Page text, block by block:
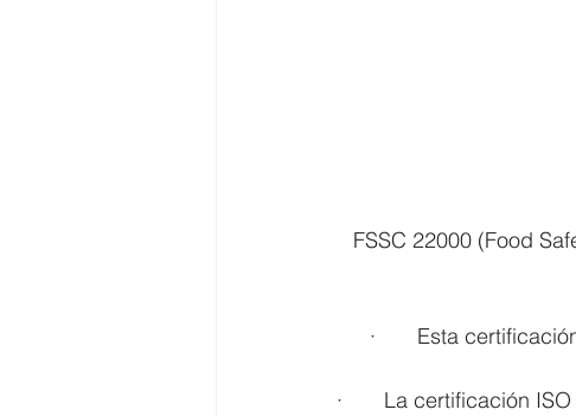
FSSC 22000 (Food
·       Esta
·       La certificación